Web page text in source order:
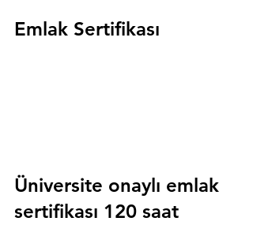
Emlak Sertifikası
Üniversite onaylı emlak
sertifikası 120 saat